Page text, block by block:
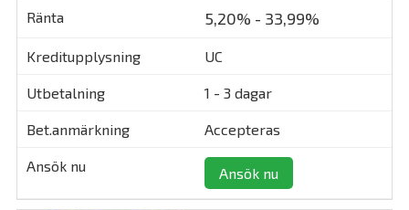
5,20% - 33,99%
UC
1 - 3 dagar
Accepteras
Ansök nu